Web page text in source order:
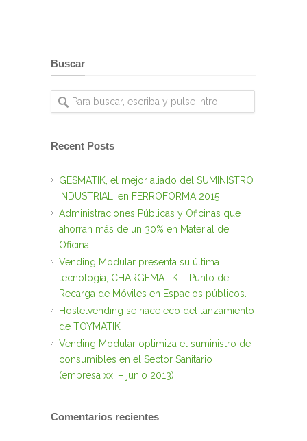
Buscar
Recent Posts
GESMATIK, el mejor aliado del SUMINISTRO
INDUSTRIAL, en FERROFORMA 2015
Administraciones Públicas y Oficinas que
ahorran más de un 30% en Material de
Oficina
Vending Modular presenta su última
tecnología, CHARGEMATIK – Punto de
Recarga de Móviles en Espacios públicos.
Hostelvending se hace eco del lanzamiento
de TOYMATIK
Vending Modular optimiza el suministro de
consumibles en el Sector Sanitario
(empresa xxi – junio 2013)
Comentarios recientes